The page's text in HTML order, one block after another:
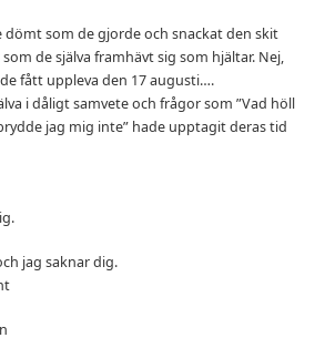
dömt som de gjorde och snackat den skit
de själva framhävt sig som hjältar. Nej,
fått uppleva den 17 augusti….
i dåligt samvete och frågor som ”Vad höll
jag mig inte” hade upptagit deras tid
jag saknar dig.